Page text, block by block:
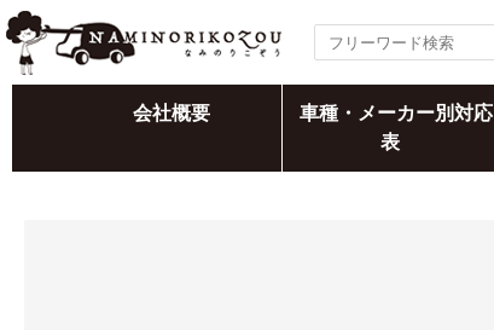
会社概要
車種・メーカー別対応
表